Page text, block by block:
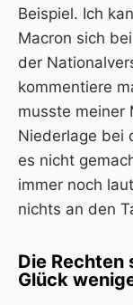
Beispiel. Ich
Macron sich
der
kommentiere
musste meiner
Niederlage bei
es nicht
immer noch
nichts an den
Die Rechten
Glück